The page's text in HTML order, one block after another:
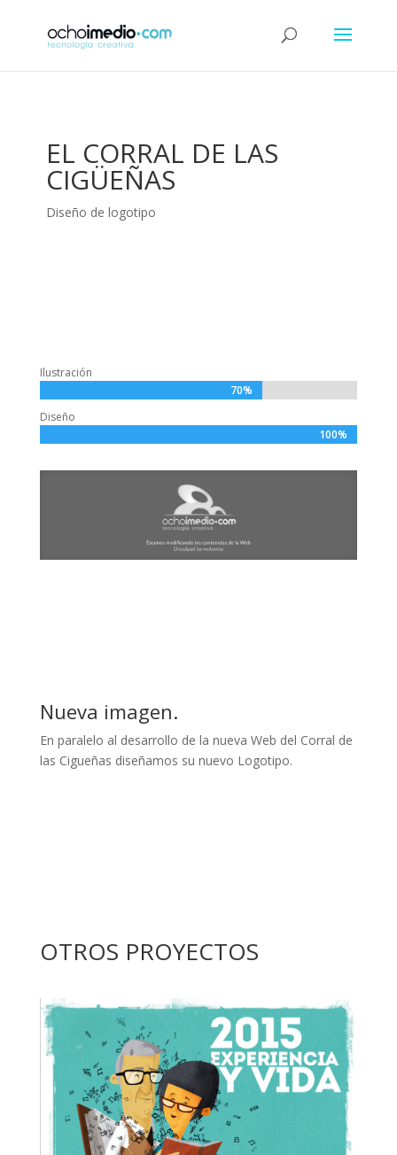
EL CORRAL DE LAS
CIGÜEÑAS
Diseño de logotipo
Ilustración
70%
70%
Diseño
100%
100%
Nueva imagen.
En paralelo al desarrollo de la nueva Web del Corral de
las Cigueñas diseñamos su nuevo Logotipo.
OTROS PROYECTOS